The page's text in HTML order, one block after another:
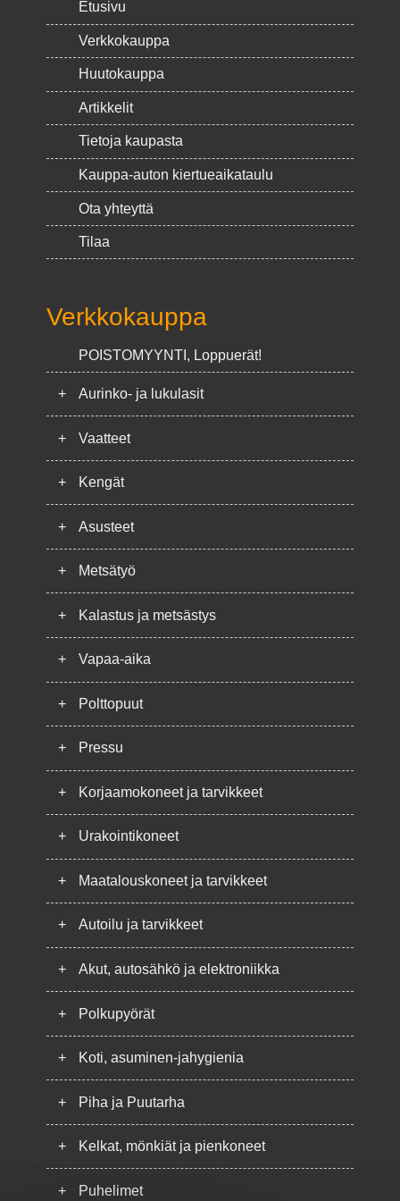
Etusivu
Verkkokauppa
Huutokauppa
Artikkelit
Tietoja kaupasta
Kauppa-auton kiertueaikataulu
Ota yhteyttä
Tilaa
Verkkokauppa
POISTOMYYNTI, Loppuerät!
+ Aurinko- ja lukulasit
+ Vaatteet
+ Kengät
+ Asusteet
+ Metsätyö
+ Kalastus ja metsästys
+ Vapaa-aika
+ Polttopuut
+ Pressu
+ Korjaamokoneet ja tarvikkeet
+ Urakointikoneet
+ Maatalouskoneet ja tarvikkeet
+ Autoilu ja tarvikkeet
+ Akut, autosähkö ja elektroniikka
+ Polkupyörät
+ Koti, asuminen-jahygienia
+ Piha ja Puutarha
+ Kelkat, mönkiät ja pienkoneet
+ Puhelimet